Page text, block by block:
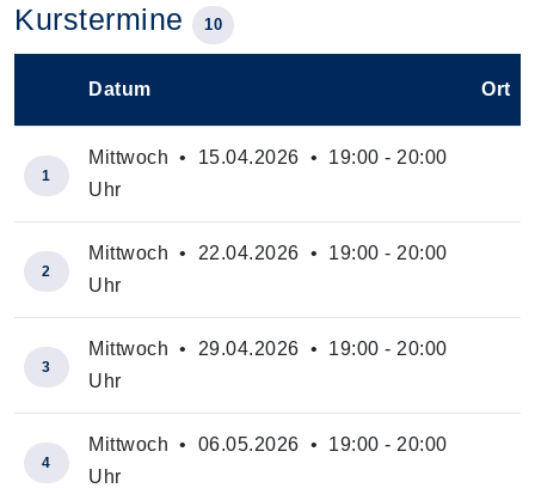
Kurstermine 10
Datum Ort
1
Mittwoch • 15.04.2026 • 19:00 - 20:00
Uhr
2
Mittwoch • 22.04.2026 • 19:00 - 20:00
Uhr
3
Mittwoch • 29.04.2026 • 19:00 - 20:00
Uhr
4
Mittwoch • 06.05.2026 • 19:00 - 20:00
Uhr